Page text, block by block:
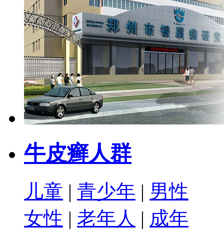
牛皮癣人群
儿童 | 青少年 | 男性
女性 | 老年人 | 成年